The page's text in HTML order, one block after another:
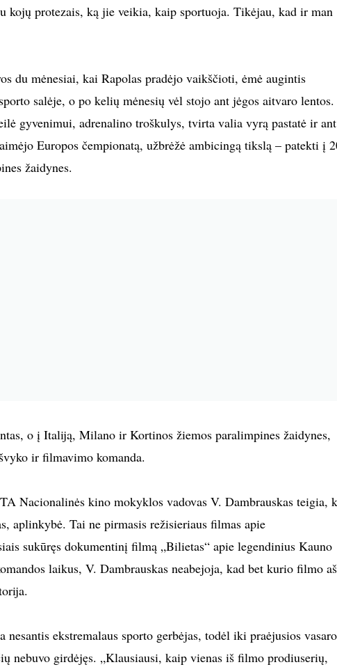
kojų protezais, ką jie veikia, kaip sportuoja. Tikėjau, kad ir man
du mėnesiai, kai Rapolas pradėjo vaikščioti, ėmė augintis
salėje, o po kelių mėnesių vėl stojo ant jėgos aitvaro
gyvenimui, adrenalino troškulys, tvirta valia vyrą pastatė ir ant
Europos čempionatą, užbrėžė ambicingą tikslą – patekti į
žaidynes.
o į Italiją, Milano ir Kortinos žiemos paralimpines žaidynes,
ir filmavimo komanda.
Nacionalinės kino mokyklos vadovas V. Dambrauskas teigia,
aplinkybė. Tai ne pirmasis režisieriaus filmas apie
sukūręs dokumentinį filmą „Bilietas“ apie legendinius Kauno
laikus, V. Dambrauskas neabejoja, kad bet kurio filmo
nesantis ekstremalaus sporto gerbėjas, todėl iki praėjusios
nebuvo girdėjęs. „Klausiausi, kaip vienas iš filmo prodiuserių,